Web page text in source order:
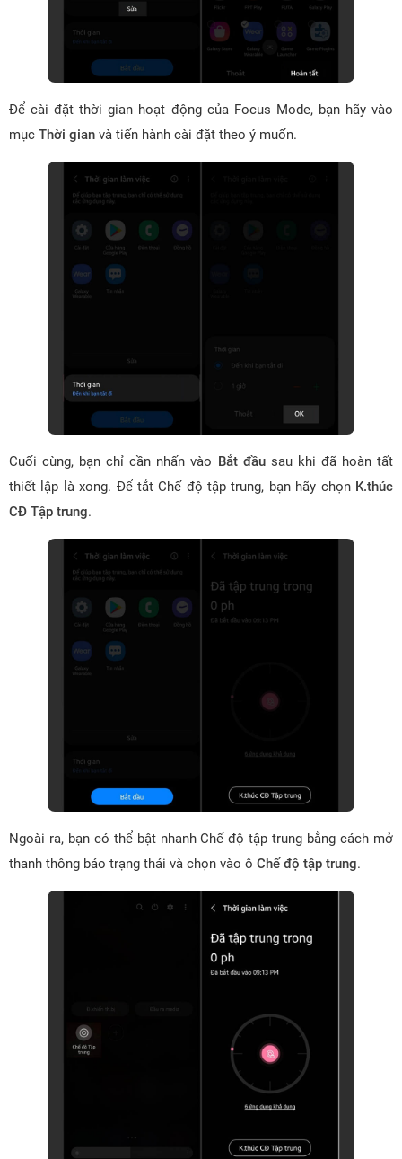
Để cài đặt thời gian hoạt động của Focus Mode, bạn hãy vào
mục Thời gian và tiến hành cài đặt theo ý muốn.
Cuối cùng, bạn chỉ cần nhấn vào Bắt đầusau khi đã hoàn tất
thiết lập là xong. Để tắt Chế độ tập trung, bạn hãy chọn K.thúc
CĐ Tập trung.
Ngoài ra, bạn có thể bật nhanh Chế độ tập trung bằng cách mở
thanh thông báo trạng thái và chọn vào ô Chế độ tập trung.